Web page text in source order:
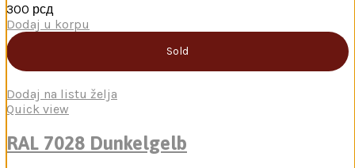
300 рсд
Dodaj u korpu
Sold
Dodaj na listu želja
Quick view
RAL 7028 Dunkelgelb